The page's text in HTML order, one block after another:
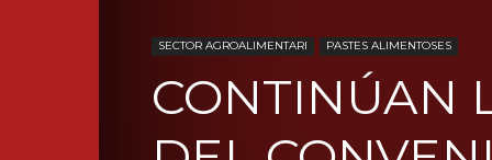
SECTOR AGROALIMENTARI PASTES ALIMENTOSES
CONTINÚAN